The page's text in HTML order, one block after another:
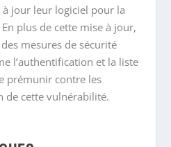
jour leur logiciel pour la
En plus de cette mise à jour,
mesures de sécurité
l’authentification et la liste
prémunir contre les
de cette vulnérabilité.